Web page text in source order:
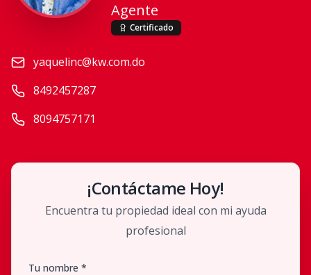
Agente
Certificado
yaquelinc@kw.com.do
8492457287
8094757171
¡Contáctame Hoy!
Encuentra tu propiedad ideal con mi ayuda
profesional
Tu nombre *